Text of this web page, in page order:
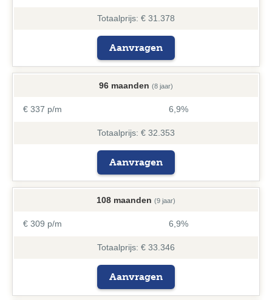
Totaalprijs: € 31.378
Aanvragen
96 maanden (8 jaar)
€ 337 p/m 6,9%
Totaalprijs: € 32.353
Aanvragen
108 maanden (9 jaar)
€ 309 p/m 6,9%
Totaalprijs: € 33.346
Aanvragen